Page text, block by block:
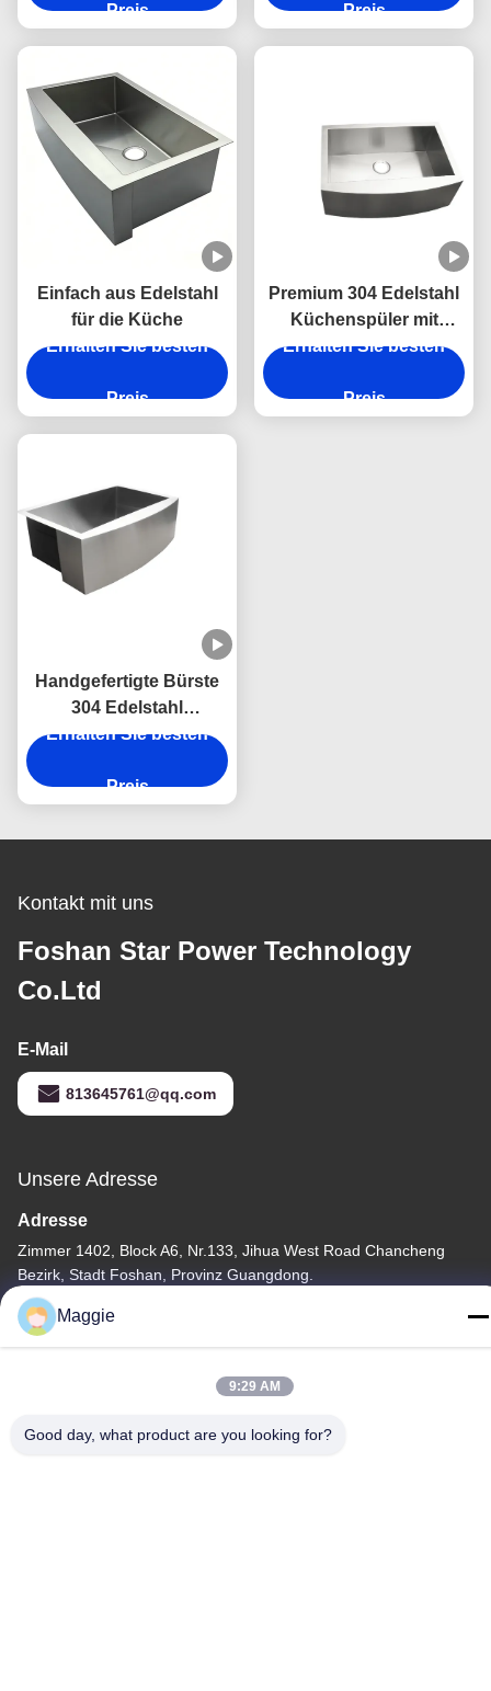
Laserschweißgerät für
Preis Preis
Einfach aus Edelstahl
für die Küche
Erhalten Sie besten
Preis
Premium 304 Edelstahl
Küchenspüler mit
Kratzfest und leicht zu
Einfachbeckendesign
Erhalten Sie besten
Preis
Handgefertigte Bürste
304 Edelstahl
Bauernhaus
Schalldämpfung & Anti-
gekrümmter Schürze
Erhalten Sie besten
Preis
Kontakt mit uns
Foshan Star Power Technology
Co.Ltd
E-Mail
813645761@qq.com
Unsere Adresse
Adresse
Zimmer 1402, Block A6, Nr.133, Jihua West Road Chancheng
Bezirk, Stadt Foshan, Provinz Guangdong.
Tel
86-13342999029
Maggie
9:29 AM
Good day, what product are you looking for?